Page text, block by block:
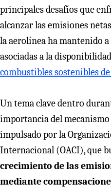
principales desafíos que
alcanzar las emisiones
la aerolínea ha mantenido
asociadas a la
combustibles sostenibles
Un tema clave dentro
importancia del
impulsado por la
Internacional (OACI), que
crecimiento de las
mediante